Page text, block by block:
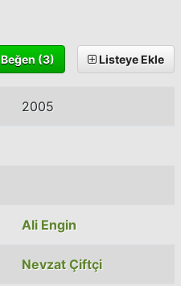
Beğen (3) Listeye Ekle
2005
Ali Engin
Nevzat Çiftçi